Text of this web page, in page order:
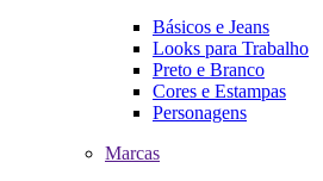
Básicos e Jeans
Looks para Trabalho
Preto e Branco
Cores e Estampas
Personagens
Marcas